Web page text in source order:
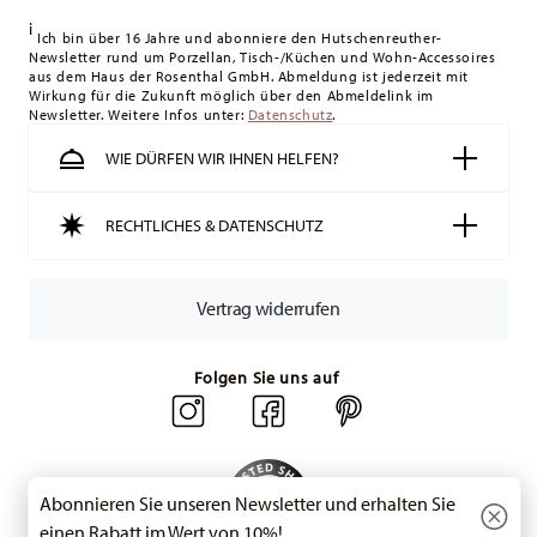
Lieferung erfolgt versandkostenfrei.
Schweiz:Lieferungen in die Schweiz sind ab 49,90 CHF
versandkostenfrei. Unter einem Bestellwert von 49,90 CHF
liegen die Versandkosten bei 36,90 CHF.
Tracking:
Sie erhalten per E-Mail einen Trackingcode, sobald
Ihr Paket auf die Reise geht.
vorrätige Artikel. Sie können die Lieferzeiten in andere
Retourenservice.
i Ich bin über 16 Jahre und abonniere den Hutschenreuther-
Newsletter rund um Porzellan, Tisch-/Küchen und Wohn-Accessoires
aus dem Haus der Rosenthal GmbH. Abmeldung ist jederzeit mit
Wirkung für die Zukunft möglich über den Abmeldelink im
Newsletter. Weitere Infos unter: Datenschutz.
WIE DÜRFEN WIR IHNEN HELFEN?
RECHTLICHES & DATENSCHUTZ
Vertrag widerrufen
Folgen Sie uns auf
Abonnieren Sie unseren Newsletter und erhalten Sie
einen Rabatt im Wert von 10%!